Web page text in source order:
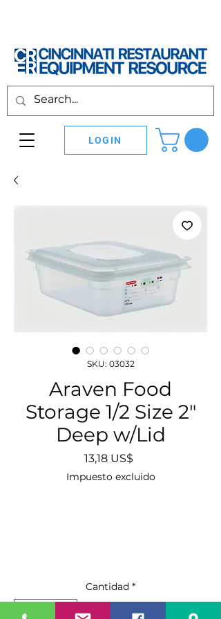
LOGIN
SKU: 03032
Araven Food
Storage 1/2 Size 2"
Deep w/Lid
13,18 US$
Impuesto excluido
Cantidad *